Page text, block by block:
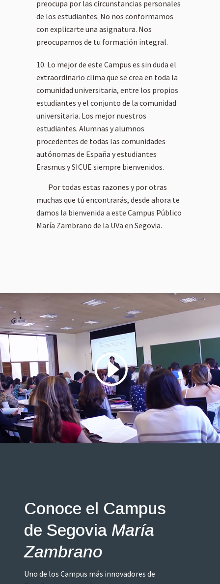
preocupa por las circunstancias personales
de los estudiantes. No nos conformamos
con explicarte una asignatura. Nos
preocupamos de tu formación integral.
Lo mejor de este Campus es sin duda el
extraordinario clima que se crea en toda la
comunidad universitaria, entre los propios
estudiantes y el conjunto de la comunidad
universitaria. Los mejor nuestros
estudiantes. Alumnas y alumnos
procedentes de todas las comunidades
autónomas de España y estudiantes
Erasmus y SICUE siempre bienvenidos.
Por todas estas razones y por otras
muchas que tú encontrarás, desde ahora te
damos la bienvenida a este Campus Público
María Zambrano de la UVa en Segovia.
Conoce el Campus
de Segovia María
Zambrano
Uno de los Campus más innovadores de